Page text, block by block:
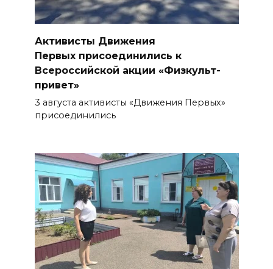
06 августа 2026 14:28
Таганрогский театр: пока
опущен занавес
БОЛЬШЕ НОВОСТЕЙ
Активисты Движения
Первых присоединились к
Всероссийской акции «Физкульт-
привет»
3 августа активисты «Движения Первых»
присоединились